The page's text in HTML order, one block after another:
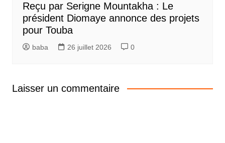
Reçu par Serigne Mountakha : Le
président Diomaye annonce des projets
pour Touba
baba 26 juillet 2026 0
Laisser un commentaire